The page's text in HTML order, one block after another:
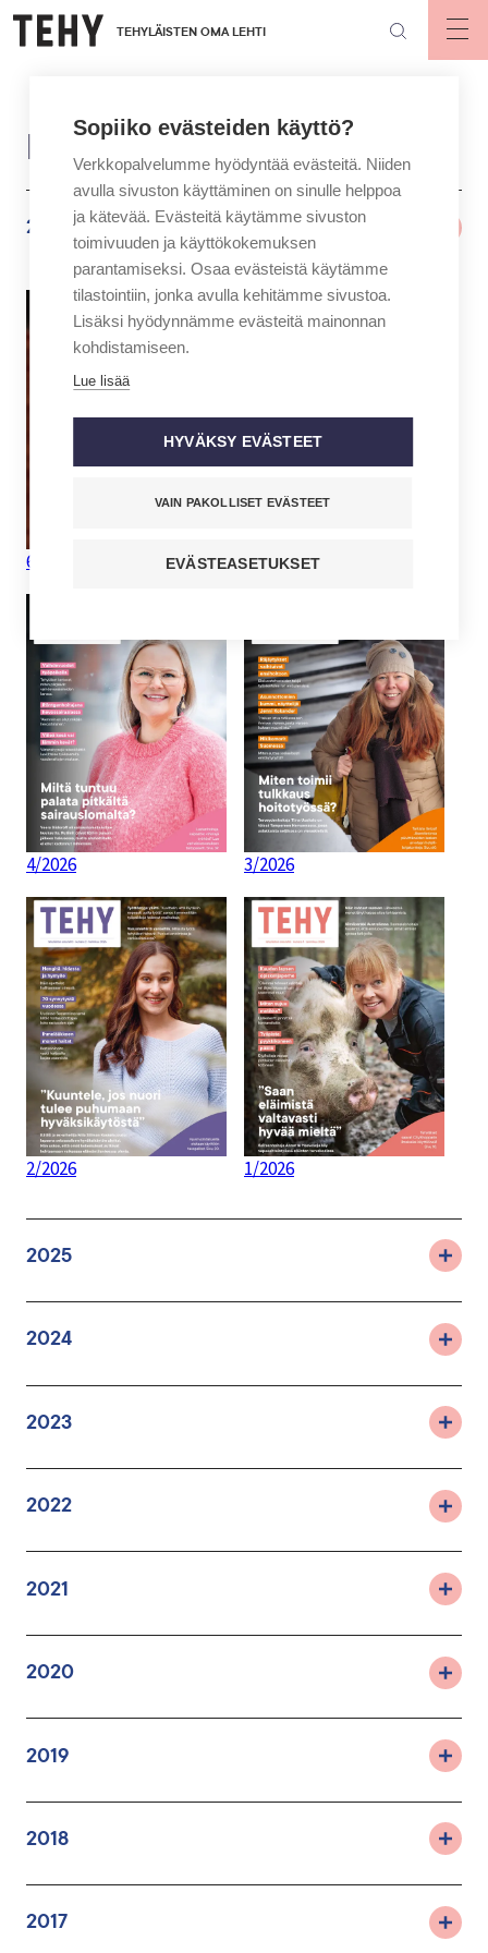
Hyppää
pääsisältöön
TEHYLÄISTEN OMA LEHTI
Lehtiarkisto
2026
6-7/2026 5/2026
4/2026 3/2026
2/2026 1/2026
2025
2024
2023
2022
2021
2020
2019
2018
2017
Sopiiko evästeiden käyttö?
Verkkopalvelumme hyödyntää evästeitä. Niiden
avulla sivuston käyttäminen on sinulle helppoa
ja kätevää. Evästeitä käytämme sivuston
toimivuuden ja käyttökokemuksen
parantamiseksi. Osaa evästeistä käytämme
tilastointiin, jonka avulla kehitämme sivustoa.
Lisäksi hyödynnämme evästeitä mainonnan
kohdistamiseen.
Lue lisää
HYVÄKSY EVÄSTEET
VAIN PAKOLLISET EVÄSTEET
EVÄSTEASETUKSET